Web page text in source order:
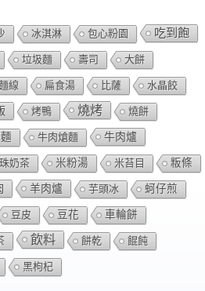
冰淇淋 包心粉園 吃到飽
垃圾麵 壽司 大餅
線 扁食湯 比薩 水晶餃
烤鴨 燒烤 燒餅
牛肉熗麵 牛肉爐
奶茶 米粉湯 米苔目 粄條
羊肉爐 芋頭冰 蚵仔煎
豆皮 豆花 車輪餅
飲料 餅乾 餛飩
黑枸杞